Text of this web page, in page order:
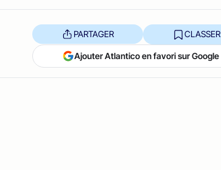
PARTAGER CLASSER
Ajouter Atlantico en favori sur Google